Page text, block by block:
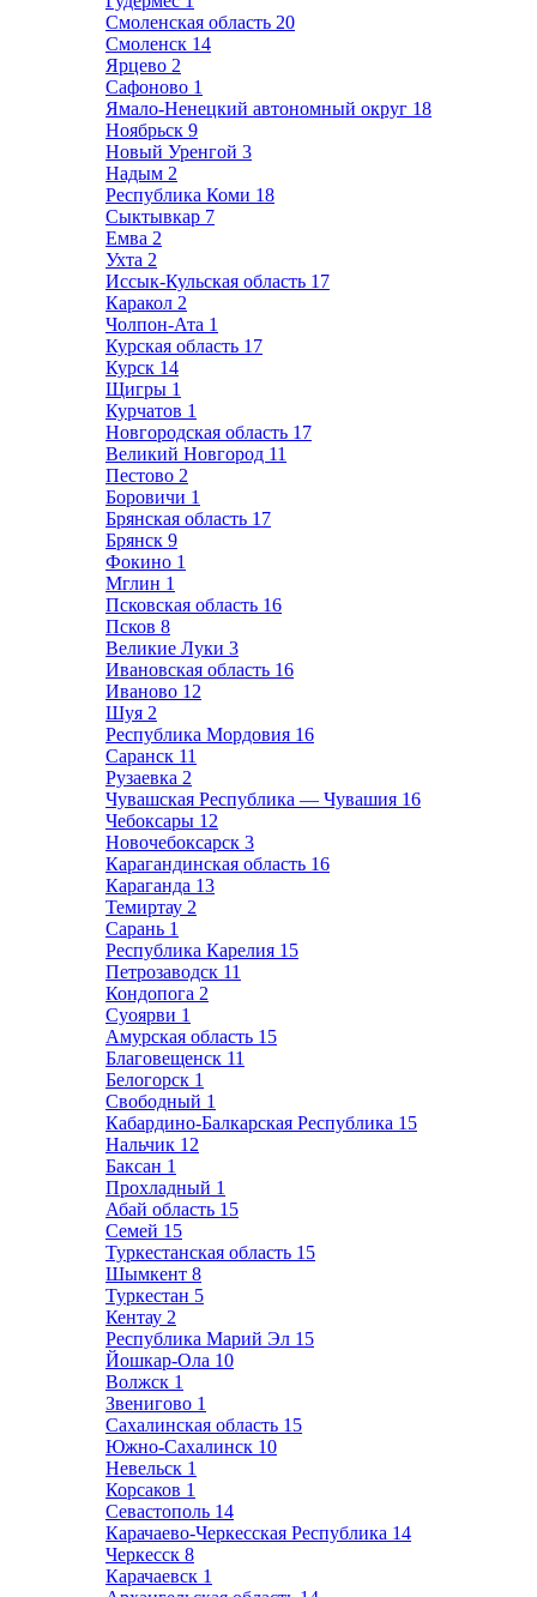
Смоленская область 20
Смоленск 14
Ярцево 2
Сафоново 1
Ямало-Ненецкий автономный округ 18
Ноябрьск 9
Новый Уренгой 3
Надым 2
Республика Коми 18
Сыктывкар 7
Емва 2
Ухта 2
Иссык-Кульская область 17
Каракол 2
Чолпон-Ата 1
Курская область 17
Курск 14
Щигры 1
Курчатов 1
Новгородская область 17
Великий Новгород 11
Пестово 2
Боровичи 1
Брянская область 17
Брянск 9
Фокино 1
Мглин 1
Псковская область 16
Псков 8
Великие Луки 3
Ивановская область 16
Иваново 12
Шуя 2
Республика Мордовия 16
Саранск 11
Рузаевка 2
Чувашская Республика — Чувашия 16
Чебоксары 12
Новочебоксарск 3
Карагандинская область 16
Караганда 13
Темиртау 2
Сарань 1
Республика Карелия 15
Петрозаводск 11
Кондопога 2
Суоярви 1
Амурская область 15
Благовещенск 11
Белогорск 1
Свободный 1
Кабардино-Балкарская Республика 15
Нальчик 12
Баксан 1
Прохладный 1
Абай область 15
Семей 15
Туркестанская область 15
Шымкент 8
Туркестан 5
Кентау 2
Республика Марий Эл 15
Йошкар-Ола 10
Волжск 1
Звенигово 1
Сахалинская область 15
Южно-Сахалинск 10
Невельск 1
Корсаков 1
Севастополь 14
Карачаево-Черкесская Республика 14
Черкесск 8
Карачаевск 1